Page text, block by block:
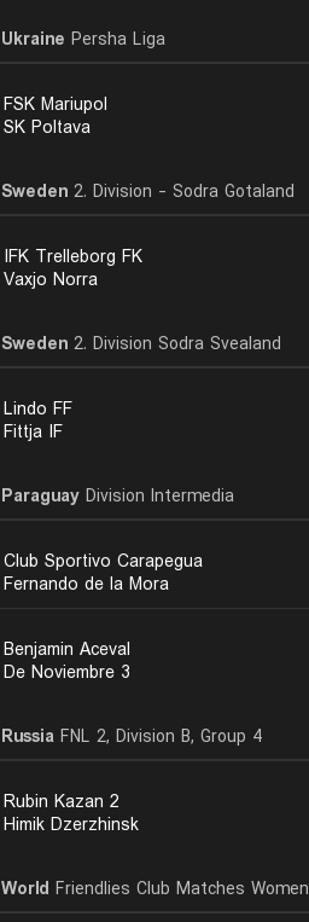
Ukraine Persha Liga
FSK Mariupol
SK Poltava
Sweden 2. Division - Sodra Gotaland
IFK Trelleborg FK
Vaxjo Norra
Sweden 2. Division Sodra Svealand
Lindo FF
Fittja IF
Paraguay Division Intermedia
Club Sportivo Carapegua
Fernando de la Mora
Benjamin Aceval
3 De Noviembre
Russia FNL 2, Division B, Group 4
Rubin Kazan 2
Himik Dzerzhinsk
World Friendlies Club Matches Women